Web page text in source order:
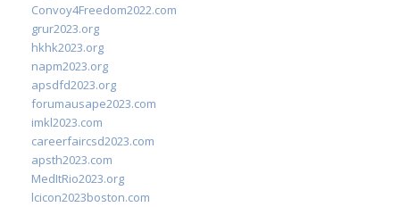
Convoy4Freedom2022.com
grur2023.org
hkhk2023.org
napm2023.org
apsdfd2023.org
forumausape2023.com
imkl2023.com
careerfaircsd2023.com
apsth2023.com
MedItRio2023.org
lcicon2023boston.com